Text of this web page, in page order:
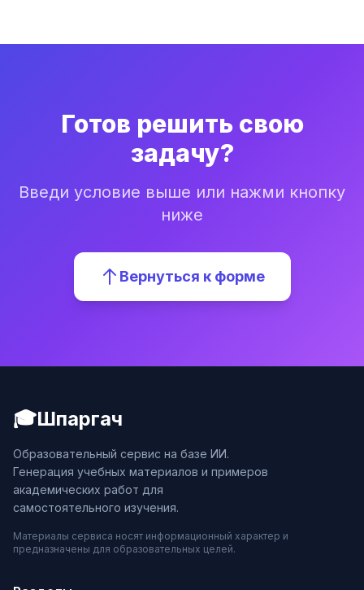
Готов решить свою
задачу?
Введи условие выше или нажми кнопку
ниже
Вернуться к форме
🎓Шпаргач
Образовательный сервис на базе ИИ.
Генерация учебных материалов и примеров
академических работ для
самостоятельного изучения.
Материалы сервиса носят информационный характер и
предназначены для образовательных целей.